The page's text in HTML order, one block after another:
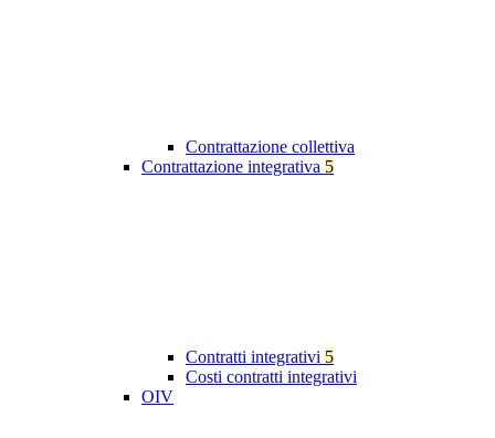
Contrattazione collettiva
Contrattazione integrativa 5
Contratti integrativi 5
Costi contratti integrativi
OIV